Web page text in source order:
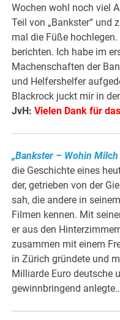
Wochen wohl noch viel
Teil von „Bankster“ und
mal die Füße
berichten. Ich habe im
Machenschaften der
und Helfershelfer
Blackrock juckt mir in
JvH:Vielen Dank für
„Bankster – Wohin
die Geschichte eines
der, getrieben von der
sah, die andere in
Filmen kennen. Mit
er aus den
zusammen mit einem
in Zürich gründete und
Milliarde Euro deutsche
gewinnbringend